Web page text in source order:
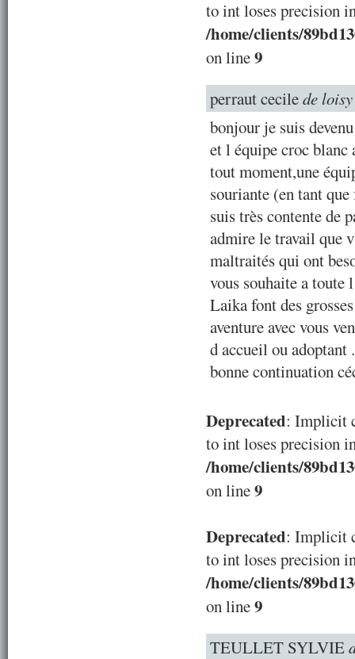
to int loses precision
/home/clients/
on line9
perraut cecilede loisy
bonjour je suis
et l équipe croc blanc
tout moment,une
souriante (en tant
suis très contente de
admire le travail que
maltraités qui ont
vous souhaite a toute
Laika font des
aventure avec vous
d accueil ou
bonne continuation
Deprecated: Implicit
to int loses precision
/home/clients/
on line9
Deprecated: Implicit
to int loses precision
/home/clients/
on line9
TEULLET SYLVIE